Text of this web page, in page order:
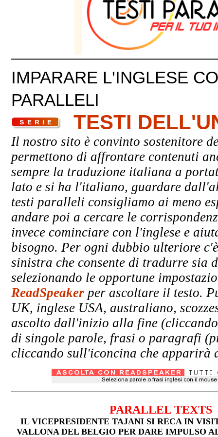
IMPARARE L'INGLESE
PARALLELI
TESTI
Il nostro sito è convinto sostenitore
permettono di affrontare contenuti
sempre la traduzione italiana a
lato e si ha l'italiano, guardare
testi paralleli consigliamo ai meno
andare poi a cercare le
invece cominciare con l'inglese e
bisogno. Per ogni dubbio ulteriore
sinistra che consente di tradurre
selezionando le opportune
ReadSpeaker per ascoltare il testo.
UK, inglese USA, australiano,
ascolto dall'inizio alla fine
di singole parole, frasi o paragrafi
cliccando sull'iconcina che apparirà
PARALLEL TEXTS
IL VICEPRESIDENTE TAJANI SI RECA IN
VALLONA DEL BELGIO PER DARE IMPULSO